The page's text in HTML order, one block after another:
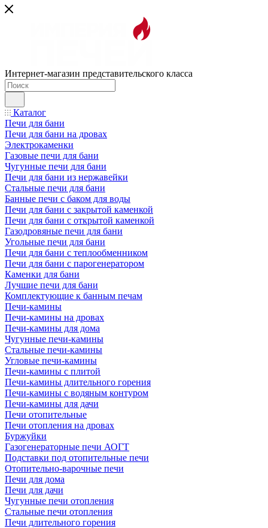
Интернет-магазин представительского класса
Каталог
Печи для бани
Печи для бани на дровах
Электрокаменки
Газовые печи для бани
Чугунные печи для бани
Печи для бани из нержавейки
Стальные печи для бани
Банные печи с баком для воды
Печи для бани с закрытой каменкой
Печи для бани с открытой каменкой
Газодровяные печи для бани
Угольные печи для бани
Печи для бани с теплообменником
Печи для бани с парогенератором
Каменки для бани
Лучшие печи для бани
Комплектующие к банным печам
Печи-камины
Печи-камины на дровах
Печи-камины для дома
Чугунные печи-камины
Стальные печи-камины
Угловые печи-камины
Печи-камины с плитой
Печи-камины длительного горения
Печи-камины с водяным контуром
Печи-камины для дачи
Печи отопительные
Печи отопления на дровах
Буржуйки
Газогенераторные печи АОГТ
Подставки под отопительные печи
Отопительно-варочные печи
Печи для дома
Печи для дачи
Чугунные печи отопления
Стальные печи отопления
Печи длительного горения